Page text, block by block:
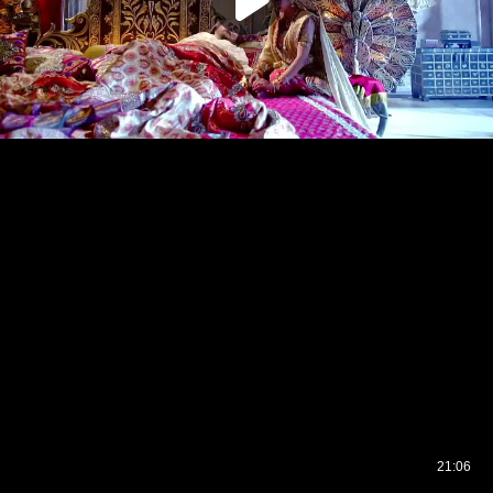
21:06